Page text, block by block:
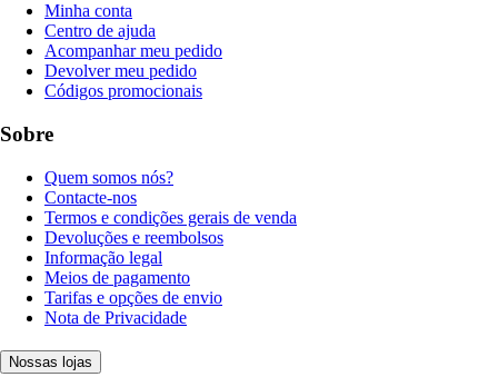
Minha conta
Centro de ajuda
Acompanhar meu pedido
Devolver meu pedido
Códigos promocionais
Sobre
Quem somos nós?
Contacte-nos
Termos e condições gerais de venda
Devoluções e reembolsos
Informação legal
Meios de pagamento
Tarifas e opções de envio
Nota de Privacidade
Nossas lojas